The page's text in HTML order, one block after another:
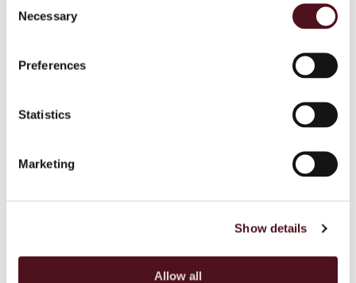
Selection
Necessary
Preferences
Statistics
Marketing
Show details
Allow all
Lue, miten Kelly McCandless on kokenut pään ja
Lue, miten David Stanbury on kokenut pään ja kaulan
alueen syövän.